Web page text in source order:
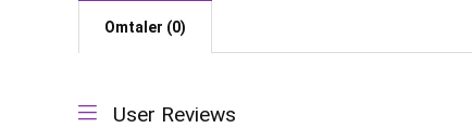
Omtaler (0)
User Reviews